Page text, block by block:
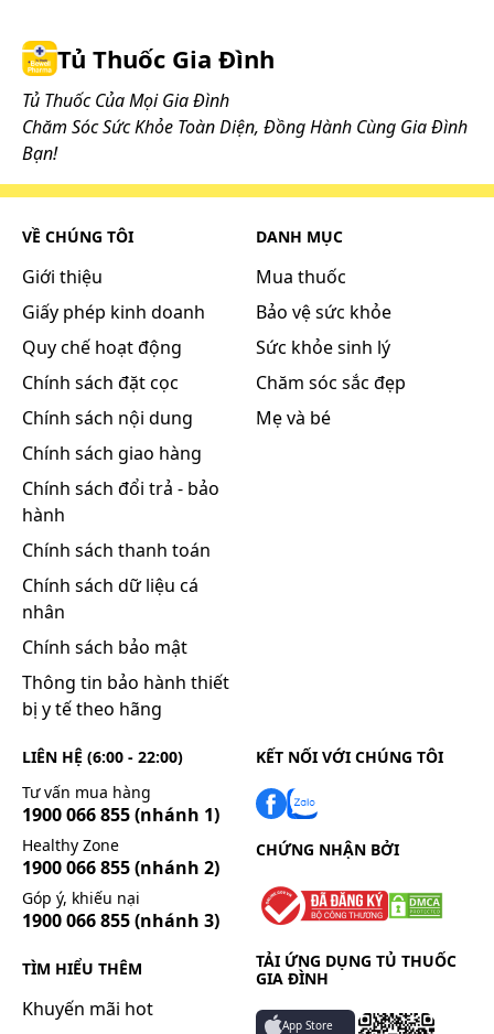
Tủ Thuốc Gia Đình
Tủ Thuốc Của Mọi Gia Đình
Chăm Sóc Sức Khỏe Toàn Diện, Đồng Hành Cùng Gia Đình
Bạn!
VỀ CHÚNG TÔI
Giới thiệu
Giấy phép kinh doanh
Quy chế hoạt động
Chính sách đặt cọc
Chính sách nội dung
Chính sách giao hàng
Chính sách đổi trả - bảo
hành
Chính sách thanh toán
Chính sách dữ liệu cá
nhân
Chính sách bảo mật
Thông tin bảo hành thiết
bị y tế theo hãng
DANH MỤC
Mua thuốc
Bảo vệ sức khỏe
Sức khỏe sinh lý
Chăm sóc sắc đẹp
Mẹ và bé
LIÊN HỆ (6:00 - 22:00)
Tư vấn mua hàng
1900 066 855(nhánh 1)
Healthy Zone
1900 066 855(nhánh 2)
Góp ý, khiếu nại
1900 066 855(nhánh 3)
TÌM HIỂU THÊM
Khuyến mãi hot
KẾT NỐI VỚI CHÚNG TÔI
CHỨNG NHẬN BỞI
TẢI ỨNG DỤNG TỦ THUỐC
GIA ĐÌNH
App Store